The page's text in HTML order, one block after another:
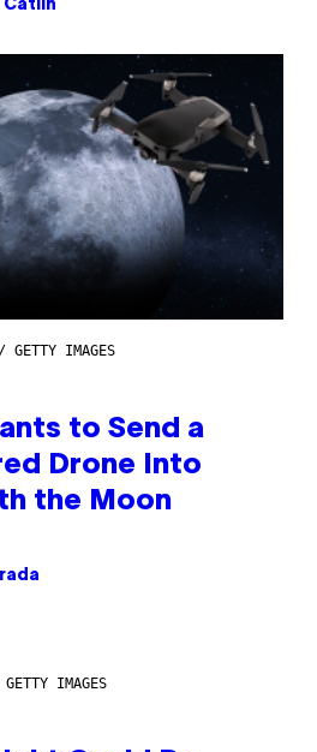
Catlin
IMAGES
to Send a
Drone Into
the Moon
IMAGES